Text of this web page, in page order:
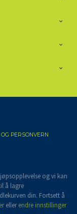
PERSONVERN
og vi kan
å lagre
din. Fortsett å
ellerendre innstillinger